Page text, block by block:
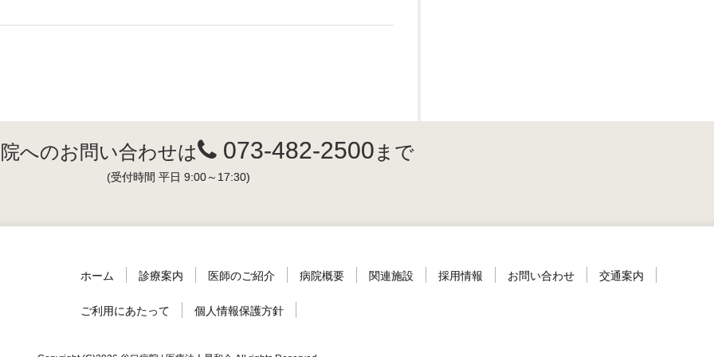
へのお問い合わせは 073-482-2500 まで
(受付時間 平日 9:00～17:30)
ホーム 診療案内 医師のご紹介 病院概要 関連施設 採用情報 お問い合わせ 交通案内
ご利用にあたって 個人情報保護方針